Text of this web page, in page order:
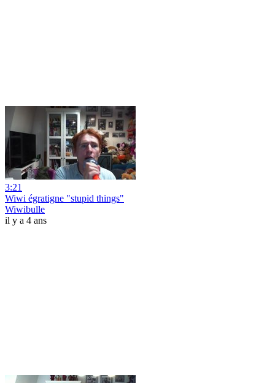
3:21
Wiwi égratigne "stupid things"
Wiwibulle
il y a 4 ans